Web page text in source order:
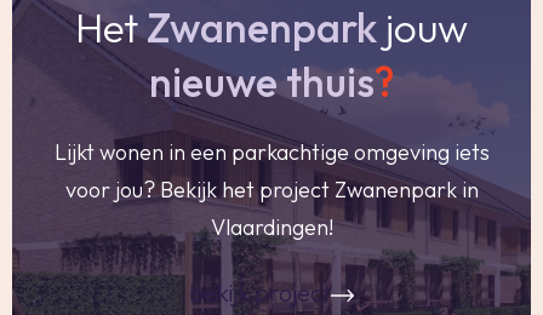
terras op, gelegen op het westen. Hier kunt u in
alle rust genieten van de middag- en avondzon
— een perfecte plek om de dag ontspannen af
te sluiten. Hier vindt u verder een zonnescherm,
een plissé- hordeur en het kunstgras geeft een
verzorgde uitstraling.
In de woonkamer bevindt zich de open keuken,
HetZwanenpark jouw
nieuwe thuis?
Lijkt wonen in een parkachtige omgeving iets
voor jou? Bekijk het project Zwanenpark in
Vlaardingen!
bekijk project